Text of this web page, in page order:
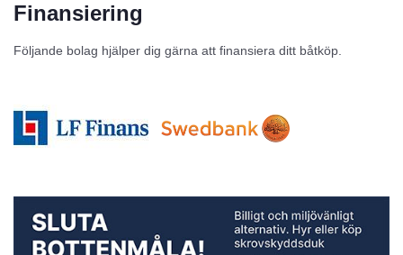
Finansiering
Följande bolag hjälper dig gärna att finansiera ditt båtköp.